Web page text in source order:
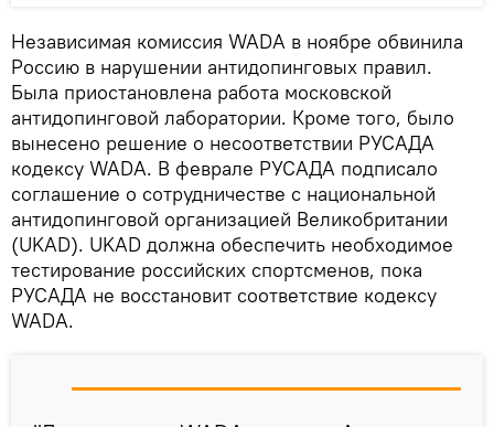
Независимая комиссия WADA в ноябре обвинила
Россию в нарушении антидопинговых правил.
Была приостановлена работа московской
антидопинговой лаборатории. Кроме того, было
вынесено решение о несоответствии РУСАДА
кодексу WADA. В феврале РУСАДА подписало
соглашение о сотрудничестве с национальной
антидопинговой организацией Великобритании
(UKAD). UKAD должна обеспечить необходимое
тестирование российских спортсменов, пока
РУСАДА не восстановит соответствие кодексу
WADA.